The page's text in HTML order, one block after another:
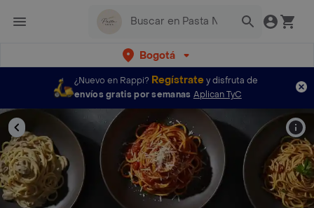
Bogotá
¿Nuevo en Rappi? Regístratey disfruta de
envíos gratis por semanas Aplican TyC